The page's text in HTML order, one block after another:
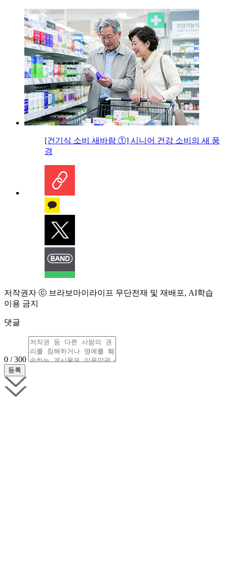
[건기식 소비 새바람 ①] 시니어 건강 소비의 새 풍
경
저작권자 ⓒ 브라보마이라이프 무단전재 및 재배포, AI학습
이용 금지
댓글
0 / 300